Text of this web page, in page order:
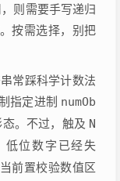
则需要手写递归
按需选择，别把
常踩科学计数法
指定进制 numOb
。不过，触及 N
低位数字已经失
前置校验数值区